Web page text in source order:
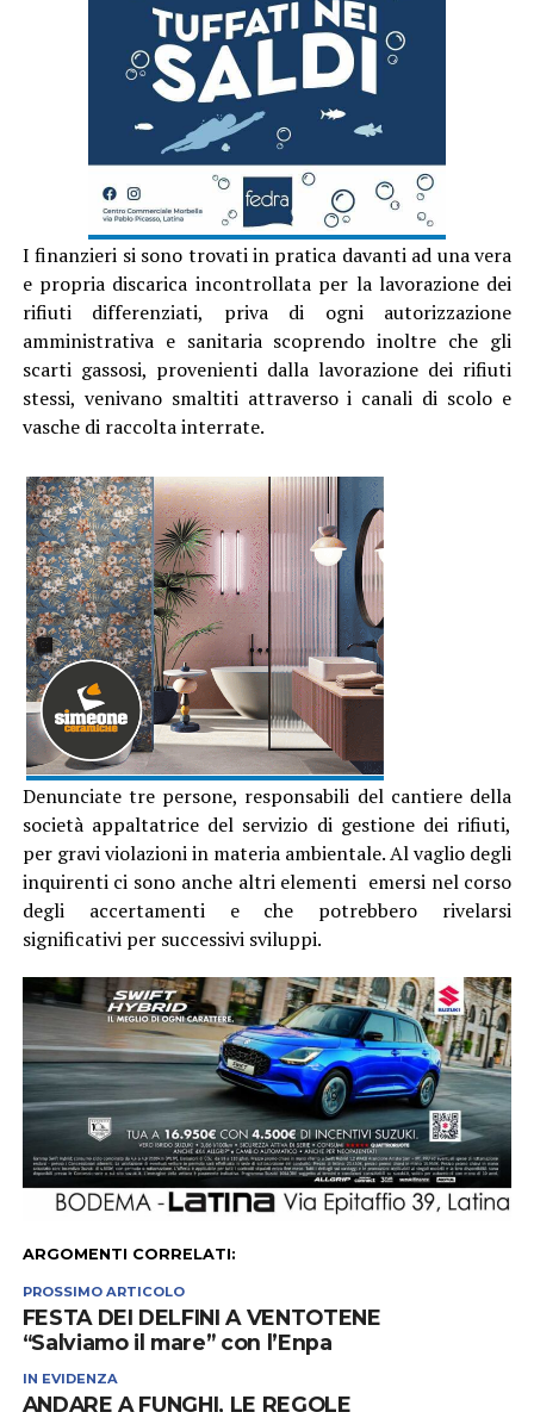
I finanzieri si sono trovati in pratica davanti ad una vera
e propria discarica incontrollata per la lavorazione dei
rifiuti differenziati, priva di ogni autorizzazione
amministrativa e sanitaria scoprendo inoltre che gli
scarti gassosi, provenienti dalla lavorazione dei rifiuti
stessi, venivano smaltiti attraverso i canali di scolo e
vasche di raccolta interrate.
Denunciate tre persone, responsabili del cantiere della
società appaltatrice del servizio di gestione dei rifiuti,
per gravi violazioni in materia ambientale. Al vaglio degli
inquirenti ci sono anche altri elementi emersi nel corso
degli accertamenti e che potrebbero rivelarsi
significativi per successivi sviluppi.
ARGOMENTI CORRELATI:
PROSSIMO ARTICOLO
FESTA DEI DELFINI A VENTOTENE
“Salviamo il mare” con l’Enpa
IN EVIDENZA
ANDARE A FUNGHI, LE REGOLE
Il Parco pubblica il disciplinare
POTREBBE INTERESSARTI...
CLICK TO COMMENT